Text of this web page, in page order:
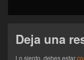
Deja una
Lo siento, debes estar